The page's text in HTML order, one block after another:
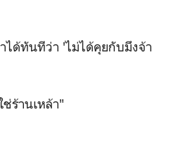
ด้ทันทีว่า 'ไม่ได้คุยกับมึงจ้า
ร้านเหล้า"